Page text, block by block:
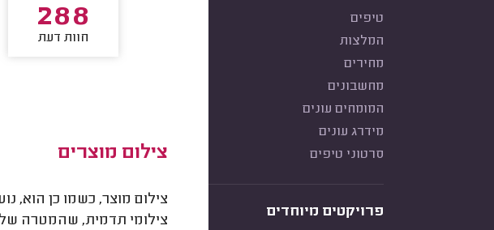
טיפים
המלצות
מחירים
מחשבונים
המומחים עונים
מידרג עונים
סרטוני טיפים
פרויקטים מיוחדים
288
חוות דעת
צילום מוצרים
צילום מוצר, כשמו כן הוא,
צילומי תדמית, שהמטרה